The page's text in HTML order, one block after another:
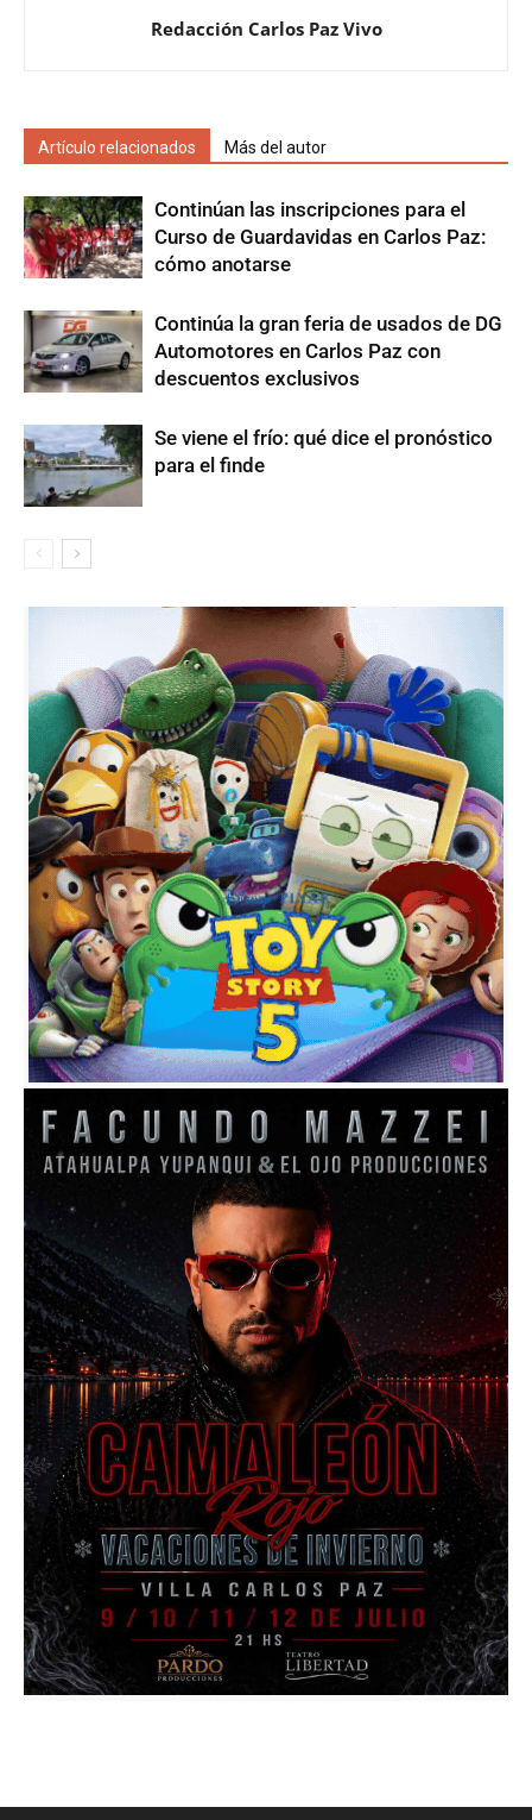
Redacción Carlos Paz Vivo
Artículo relacionados Más del autor
Continúan las inscripciones para el
Curso de Guardavidas en Carlos Paz:
cómo anotarse
Continúa la gran feria de usados de DG
Automotores en Carlos Paz con
descuentos exclusivos
Se viene el frío: qué dice el pronóstico
para el finde